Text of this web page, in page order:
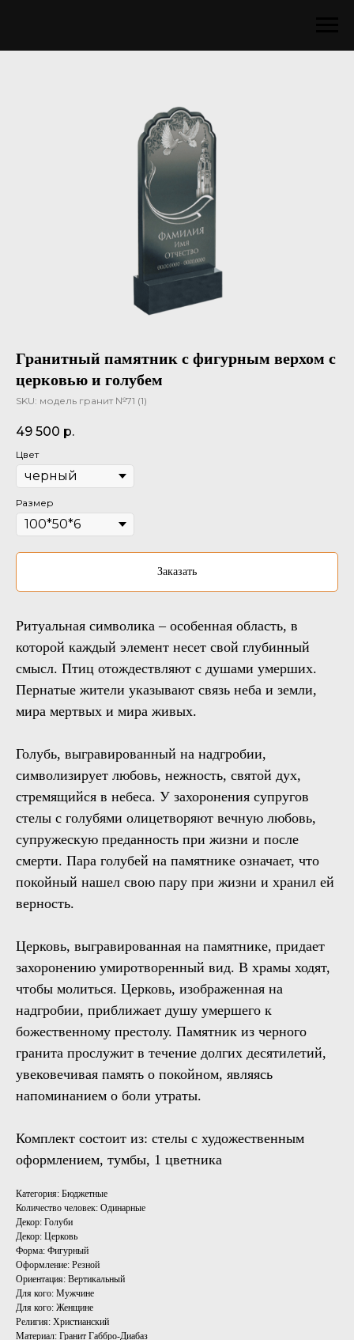
Гранитный памятник с фигурным верхом с
церковью и голубем
SKU: модель гранит №71 (1)
49 500 р.
Цвет
Размер
Заказать
Ритуальная символика – особенная область, в
которой каждый элемент несет свой глубинный
смысл. Птиц отождествляют с душами умерших.
Пернатые жители указывают связь неба и земли,
мира мертвых и мира живых.
Голубь, выгравированный на надгробии,
символизирует любовь, нежность, святой дух,
стремящийся в небеса. У захоронения супругов
стелы с голубями олицетворяют вечную любовь,
супружескую преданность при жизни и после
смерти. Пара голубей на памятнике означает, что
покойный нашел свою пару при жизни и хранил ей
верность.
Церковь, выгравированная на памятнике, придает
захоронению умиротворенный вид. В храмы ходят,
чтобы молиться. Церковь, изображенная на
надгробии, приближает душу умершего к
божественному престолу. Памятник из черного
гранита прослужит в течение долгих десятилетий,
увековечивая память о покойном, являясь
напоминанием о боли утраты.
Комплект состоит из: стелы с художественным
оформлением, тумбы, 1 цветника
Категория: Бюджетные
Количество человек: Одинарные
Декор: Голуби
Декор: Церковь
Форма: Фигурный
Оформление: Резной
Ориентация: Вертикальный
Для кого: Мужчине
Для кого: Женщине
Религия: Христианский
Материал: Гранит Габбро-Диабаз